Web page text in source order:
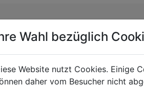
in mm
mm
Wahl bezüglich
Website nutzt Cookies. Einige
daher vom Besucher nicht